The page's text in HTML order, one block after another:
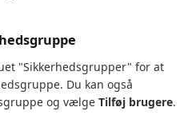
"Sikkerhedsgrupper" for at
Du kan også
og vælge Tilføj brugere.